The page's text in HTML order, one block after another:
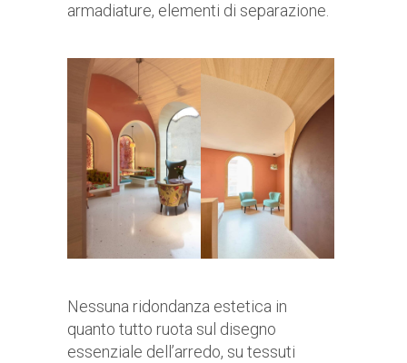
armadiature, elementi di separazione.
Nessuna ridondanza estetica in
quanto tutto ruota sul disegno
essenziale dell’arredo, su tessuti